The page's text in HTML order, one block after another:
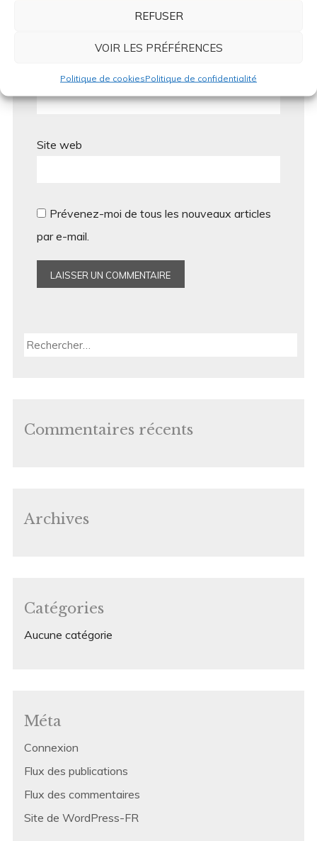
REFUSER
VOIR LES PRÉFÉRENCES
Politique de cookiesPolitique de confidentialité
E-mail*
Site web
Prévenez-moi de tous les nouveaux articles
par e-mail.
Rechercher :
Commentaires récents
Archives
Catégories
Aucune catégorie
Méta
Connexion
Flux des publications
Flux des commentaires
Site de WordPress-FR